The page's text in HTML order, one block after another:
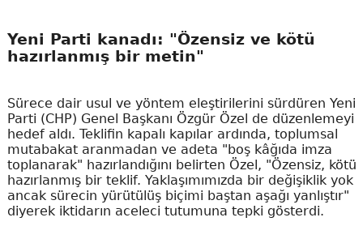
Yeni Parti kanadı: "Özensiz ve kötü
hazırlanmış bir metin"
Sürece dair usul ve yöntem eleştirilerini sürdüren Yeni
Parti (CHP) Genel Başkanı Özgür Özel de düzenlemeyi
hedef aldı. Teklifin kapalı kapılar ardında, toplumsal
mutabakat aranmadan ve adeta "boş kâğıda imza
toplanarak" hazırlandığını belirten Özel, "Özensiz, kötü
hazırlanmış bir teklif. Yaklaşımımızda bir değişiklik yok
ancak sürecin yürütülüş biçimi baştan aşağı yanlıştır"
diyerek iktidarın aceleci tutumuna tepki gösterdi.